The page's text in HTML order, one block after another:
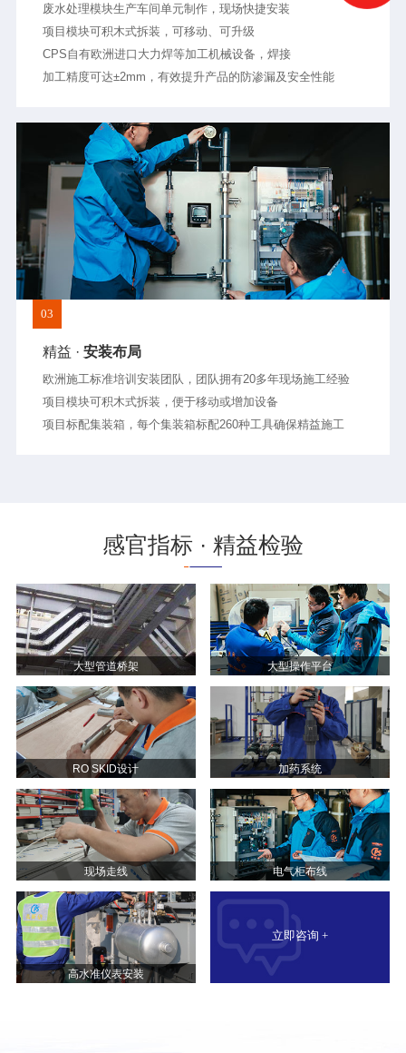
废水处理模块生产车间单元制作，现场快捷安装
项目模块可积木式拆装，可移动、可升级
CPS自有欧洲进口大力焊等加工机械设备，焊接
加工精度可达±2mm，有效提升产品的防渗漏及安全性能
03
精益 ·安装布局
欧洲施工标准培训安装团队，团队拥有20多年现场施工经验
项目模块可积木式拆装，便于移动或增加设备
项目标配集装箱，每个集装箱标配260种工具确保精益施工
感官指标 · 精益检验
大型管道桥架 大型操作平台
RO SKID设计 加药系统
现场走线 电气柜布线
高水准仪表安装
立即咨询 +